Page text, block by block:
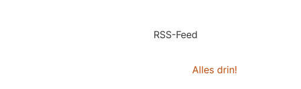
RSS-Feed
Alles drin!